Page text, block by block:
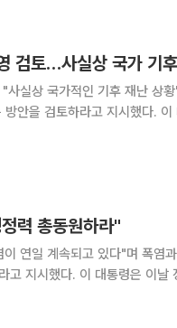
검토…사실상 국가 기
실상 국가적인 기후 재난 상황
안을 검토하라고 지시했다. 이
지는 등 초유의 폭염이 국민의
력 총동원하라"
연일 계속되고 있다"며 폭염과
고 지시했다. 이 대통령은 이날
될 때까지 전방위 대응체계를